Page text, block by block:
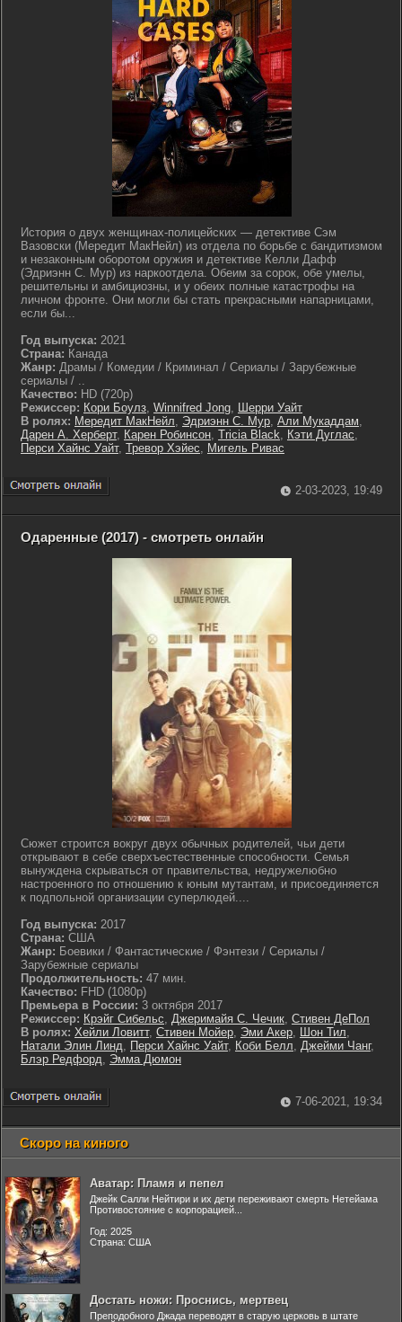
История о двух женщинах-полицейских — детективе Сэм
Вазовски (Мередит МакНейл) из отдела по борьбе с бандитизмом
и незаконным оборотом оружия и детективе Келли Дафф
(Эдриэнн С. Мур) из наркоотдела. Обеим за сорок, обе умелы,
решительны и амбициозны, и у обеих полные катастрофы на
личном фронте. Они могли бы стать прекрасными напарницами,
если бы...
Год выпуска: 2021
Страна: Канада
Жанр: Драмы / Комедии / Криминал / Сериалы / Зарубежные
сериалы / ..
Качество: HD (720p)
Режиссер: Кори Боулз, Winnifred Jong, Шерри Уайт
В ролях: Мередит МакНейл, Эдриэнн С. Мур, Али Мукаддам,
Дарен А. Херберт, Карен Робинсон, Tricia Black, Кэти Дуглас,
Перси Хайнс Уайт, Тревор Хэйес, Мигель Ривас
2-03-2023, 19:49
Одаренные (2017) - смотреть онлайн
Сюжет строится вокруг двух обычных родителей, чьи дети
открывают в себе сверхъестественные способности. Семья
вынуждена скрываться от правительства, недружелюбно
настроенного по отношению к юным мутантам, и присоединяется
к подпольной организации суперлюдей....
Год выпуска: 2017
Страна: США
Жанр: Боевики / Фантастические / Фэнтези / Сериалы /
Зарубежные сериалы
Продолжительность: 47 мин.
Качество: FHD (1080p)
Премьера в России: 3 октября 2017
Режиссер: Крэйг Сибельс, Джеримайя С. Чечик, Стивен ДеПол
В ролях: Хейли Ловитт, Стивен Мойер, Эми Акер, Шон Тил,
Натали Элин Линд, Перси Хайнс Уайт, Коби Белл, Джейми Чанг,
Блэр Редфорд, Эмма Дюмон
7-06-2021, 19:34
Скоро на киного
Аватар: Пламя и пепел
Джейк Салли Нейтири и их дети переживают смерть Нетейама
Противостояние с корпорацией...
Год: 2025
Страна: США
Достать ножи: Проснись, мертвец
Преподобного Джада переводят в старую церковь в штате